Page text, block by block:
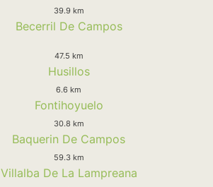
39.9 km
Becerril De Campos
47.5 km
Husillos
6.6 km
Fontihoyuelo
30.8 km
Baquerin De Campos
59.3 km
Villalba De La Lampreana